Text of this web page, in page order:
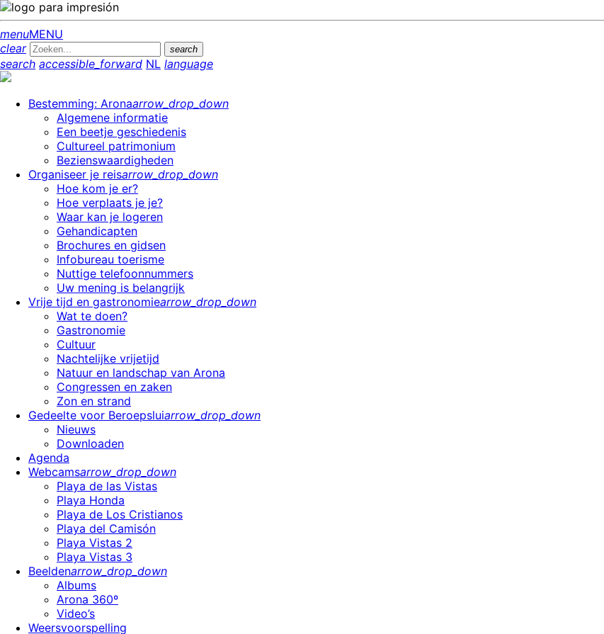
menuMENU
clear
search
search accessible_forward NL language
Bestemming: Aronaarrow_drop_down
Algemene informatie
Een beetje geschiedenis
Cultureel patrimonium
Bezienswaardigheden
Organiseer je reisarrow_drop_down
Hoe kom je er?
Hoe verplaats je je?
Waar kan je logeren
Gehandicapten
Brochures en gidsen
Infobureau toerisme
Nuttige telefoonnummers
Uw mening is belangrijk
Vrije tijd en gastronomiearrow_drop_down
Wat te doen?
Gastronomie
Cultuur
Nachtelijke vrijetijd
Natuur en landschap van Arona
Congressen en zaken
Zon en strand
Gedeelte voor Beroepsluiarrow_drop_down
Nieuws
Downloaden
Agenda
Webcamsarrow_drop_down
Playa de las Vistas
Playa Honda
Playa de Los Cristianos
Playa del Camisón
Playa Vistas 2
Playa Vistas 3
Beeldenarrow_drop_down
Albums
Arona 360º
Video’s
Weersvoorspelling